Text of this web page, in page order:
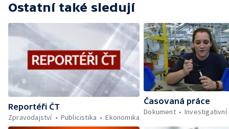
Ostatní také sledují
Reportéři ČT
Zpravodajství
Publicistika Ekonomika
Časovaná práce
Dokument
Investigativní